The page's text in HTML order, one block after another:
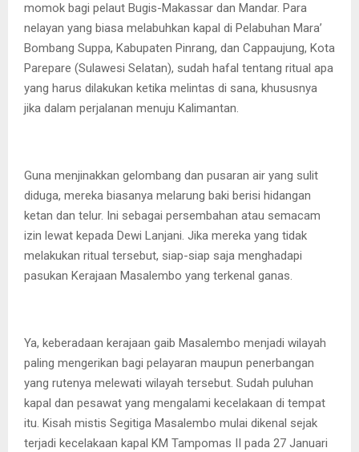
momok bagi pelaut Bugis-Makassar dan Mandar. Para
nelayan yang biasa melabuhkan kapal di Pelabuhan Mara’
Bombang Suppa, Kabupaten Pinrang, dan Cappaujung, Kota
Parepare (Sulawesi Selatan), sudah hafal tentang ritual apa
yang harus dilakukan ketika melintas di sana, khususnya
jika dalam perjalanan menuju Kalimantan.
Guna menjinakkan gelombang dan pusaran air yang sulit
diduga, mereka biasanya melarung baki berisi hidangan
ketan dan telur. Ini sebagai persembahan atau semacam
izin lewat kepada Dewi Lanjani. Jika mereka yang tidak
melakukan ritual tersebut, siap-siap saja menghadapi
pasukan Kerajaan Masalembo yang terkenal ganas.
Ya, keberadaan kerajaan gaib Masalembo menjadi wilayah
paling mengerikan bagi pelayaran maupun penerbangan
yang rutenya melewati wilayah tersebut. Sudah puluhan
kapal dan pesawat yang mengalami kecelakaan di tempat
itu. Kisah mistis Segitiga Masalembo mulai dikenal sejak
terjadi kecelakaan kapal KM Tampomas II pada 27 Januari